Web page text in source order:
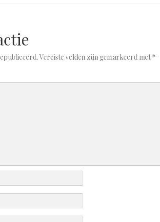
Vereiste velden zijn gemarkeerd met*